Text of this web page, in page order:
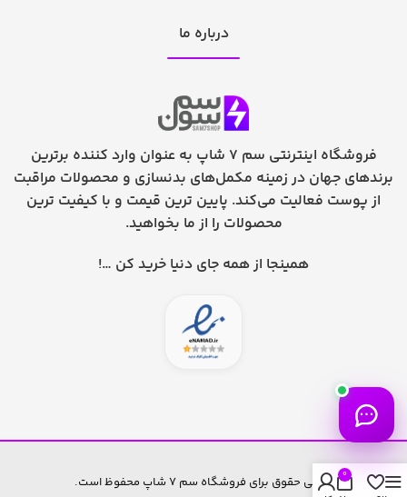
درباره ما
فروشگاه اینترنتی سم 7 شاپ به عنوان وارد کننده برترین
برندهای جهان در زمینه مکمل‌های بدنسازی و محصولات مراقبت
از پوست فعالیت می‌کند. پایین ترین قیمت و با کیفیت ترین
محصولات را از ما بخواهید.
همینجا از همه جای دنیا خرید کن …!
تمامی حقوق برای فروشگاه سم 7 شاپ محفوظ است. 0